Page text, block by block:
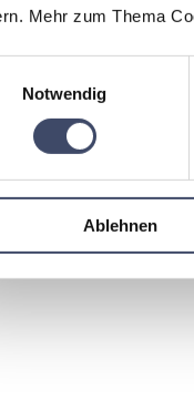
Mehr zum Thema
Notwendig
Ablehnen
Unternehmen:<25%
Datenschutz